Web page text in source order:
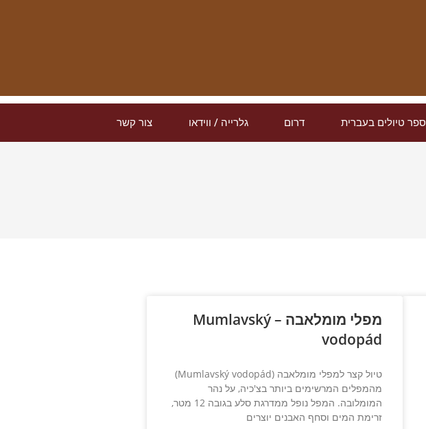
ספר טיולים בעברית דרום גלרייה / ווידאו צור קשר
מפלי מומלאבה – Mumlavský
vodopád
טיול קצר למפלי מומלאבה (Mumlavský vodopád)
מהמפלים המרשימים ביותר בצ'כיה, על נהר
המומלובה. המפל נופל ממדרגת סלע בגובה 12 מטר,
זרימת המים וסחף האבנים יוצרים